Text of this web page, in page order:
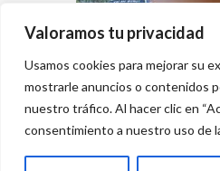
Valoramos tu privacidad
Usamos cookies para mejorar su
mostrarle anuncios o contenidos
nuestro tráfico. Al hacer clic en
consentimiento a nuestro uso de